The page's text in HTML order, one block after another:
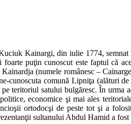
Kainargi, din iulie 1774,
puţin cunoscut este faptul că
(numele românesc –
comună Lipniţa (alături
teritoriul satului bulgăresc. În
economice şi mai ales
ortodocşi de peste tot şi a
sultanului Abdul Hamid a